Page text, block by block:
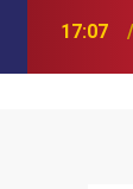
17:07